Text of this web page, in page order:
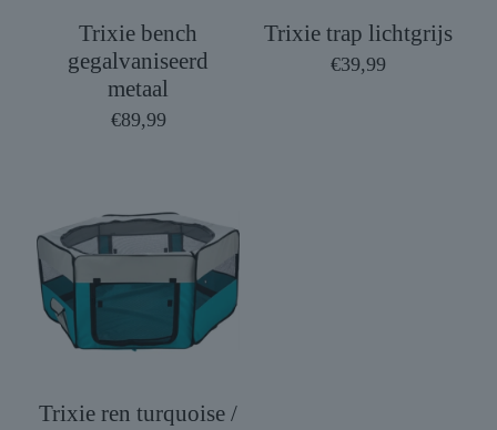
Trixie bench
gegalvaniseerd
metaal
€89,99
Trixie trap lichtgrijs
€39,99
Trixie ren turquoise /